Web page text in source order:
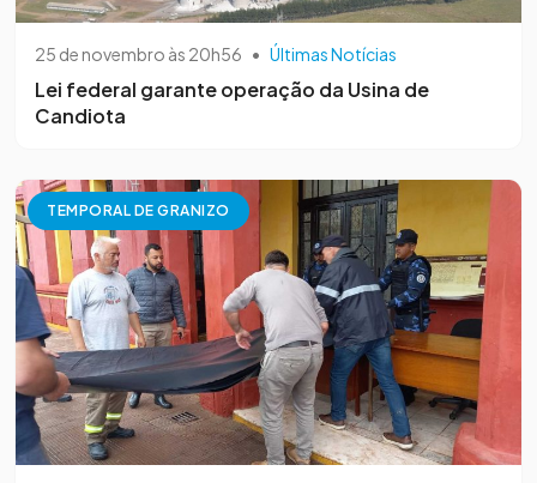
25 de novembro às 20h56 • Últimas Notícias
Lei federal garante operação da Usina de
Candiota
TEMPORAL DE GRANIZO